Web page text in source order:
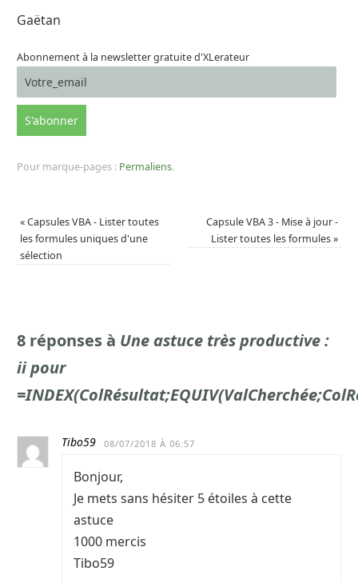
Gaëtan
Abonnement à la newsletter gratuite d'XLerateur
Pour marque-pages : Permaliens.
«Capsules VBA - Lister toutes
les formules uniques d'une
sélection
Capsule VBA 3 - Mise à jour -
Lister toutes les formules»
8 réponses à Une astuce très productive :
ii pour
Tibo59 08/07/2018 À 06:57
Bonjour,
Je mets sans hésiter 5 étoiles à cette
astuce
1000 mercis
Tibo59